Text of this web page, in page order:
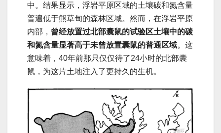
中。结果显示，浮岩平原区域的土壤碳和氮含量
普遍低于熊草甸的森林区域。然而，在浮岩平原
内部， 曾经放置过北部囊鼠的试验区土壤中的碳
和氮含量显著高于未曾放置囊鼠的普通区域。这
意味着，40年前那只仅仅待了24小时的北部囊
鼠，为这片土地注入了更持久的生机。